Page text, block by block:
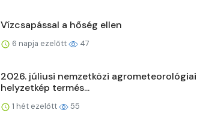
Vízcsapással a hőség ellen
6 napja ezelőtt 47
2026. júliusi nemzetközi agrometeorológiai
helyzetkép termés...
1 hét ezelőtt 55